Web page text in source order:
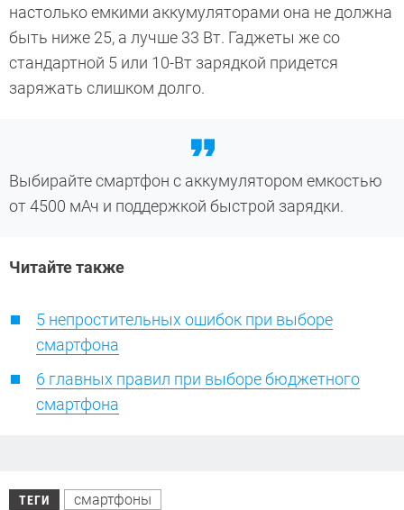
настолько емкими аккумуляторами она не должна
быть ниже 25, а лучше 33 Вт. Гаджеты же со
стандартной 5 или 10-Вт зарядкой придется
заряжать слишком долго.
Выбирайте смартфон с аккумулятором емкостью
от 4500 мАч и поддержкой быстрой зарядки.
Читайте также
5 непростительных ошибок при выборе
смартфона
6 главных правил при выборе бюджетного
смартфона
ТЕГИ смартфоны